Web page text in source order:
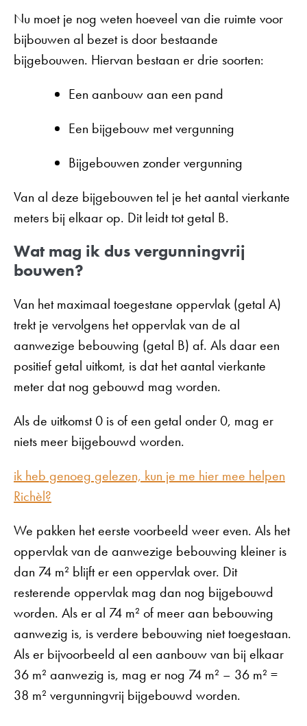
Nu moet je nog weten hoeveel van die ruimte voor
bijbouwen al bezet is door bestaande
bijgebouwen. Hiervan bestaan er drie soorten:
Een aanbouw aan een pand
Een bijgebouw met vergunning
Bijgebouwen zonder vergunning
Van al deze bijgebouwen tel je het aantal vierkante
meters bij elkaar op. Dit leidt tot getal B.
Wat mag ik dus vergunningvrij
bouwen?
Van het maximaal toegestane oppervlak (getal A)
trekt je vervolgens het oppervlak van de al
aanwezige bebouwing (getal B) af. Als daar een
positief getal uitkomt, is dat het aantal vierkante
meter dat nog gebouwd mag worden.
Als de uitkomst 0 is of een getal onder 0, mag er
niets meer bijgebouwd worden.
ik heb genoeg gelezen, kun je me hier mee helpen
Richèl?
We pakken het eerste voorbeeld weer even. Als het
oppervlak van de aanwezige bebouwing kleiner is
dan 74 m² blijft er een oppervlak over. Dit
resterende oppervlak mag dan nog bijgebouwd
worden. Als er al 74 m² of meer aan bebouwing
aanwezig is, is verdere bebouwing niet toegestaan.
Als er bijvoorbeeld al een aanbouw van bij elkaar
36 m² aanwezig is, mag er nog 74 m² – 36 m² =
38 m² vergunningvrij bijgebouwd worden.